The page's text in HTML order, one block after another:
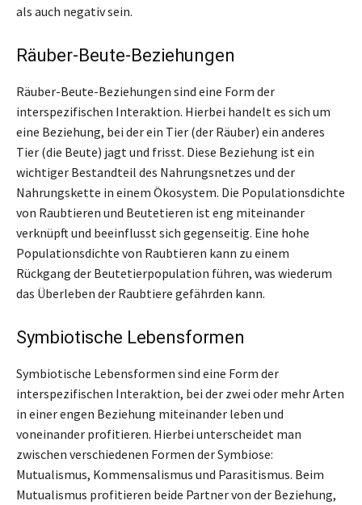
als auch negativ sein.
Räuber-Beute-Beziehungen
Räuber-Beute-Beziehungen sind eine Form der
interspezifischen Interaktion. Hierbei handelt es sich um
eine Beziehung, bei der ein Tier (der Räuber) ein anderes
Tier (die Beute) jagt und frisst. Diese Beziehung ist ein
wichtiger Bestandteil des Nahrungsnetzes und der
Nahrungskette in einem Ökosystem. Die Populationsdichte
von Raubtieren und Beutetieren ist eng miteinander
verknüpft und beeinflusst sich gegenseitig. Eine hohe
Populationsdichte von Raubtieren kann zu einem
Rückgang der Beutetierpopulation führen, was wiederum
das Überleben der Raubtiere gefährden kann.
Symbiotische Lebensformen
Symbiotische Lebensformen sind eine Form der
interspezifischen Interaktion, bei der zwei oder mehr Arten
in einer engen Beziehung miteinander leben und
voneinander profitieren. Hierbei unterscheidet man
zwischen verschiedenen Formen der Symbiose:
Mutualismus, Kommensalismus und Parasitismus. Beim
Mutualismus profitieren beide Partner von der Beziehung,